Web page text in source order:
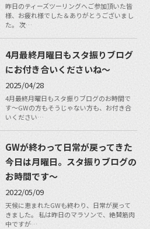
昨日のティーズツーリングへご参加頂いた皆
様、お疲れ様でした＆ありがとうございまし
た。 次…
4月最終月曜日もスタ振りブログ
にお付き合いくださいね〜
2025/04/28
4月最終月曜日もスタ振りブログのお時間で
す〜GWの方もそうじゃない方も、お付き合
いください…
GWが終わって日常が戻ってきた
今日は月曜日。スタ振りブログの
お時間です〜
2022/05/09
天候に恵まれたGWも終わり、日常が戻って
きました。 私は昨日のマラソンで、絶賛筋肉
中ですが…